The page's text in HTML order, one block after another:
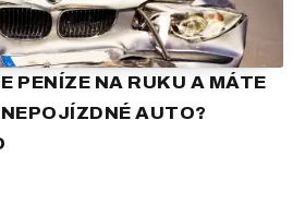
PENÍZE NA RUKU A MÁTE
AUTO?